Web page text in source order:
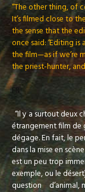
“The other thing, of
It’s filmed close to
the sense that the
once said: ‘Editing is
the film—as if we’re
the priest-hunter,
FR
“Il y a surtout deux
étrangement film de
dégage. En fait, le
dans la mise en
est un peu trop
exemple, ou le
question
d’animal,